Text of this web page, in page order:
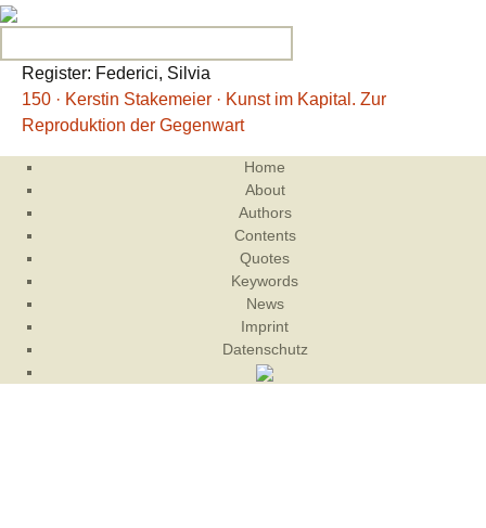
Register: Federici, Silvia
150 · Kerstin Stakemeier · Kunst im Kapital. Zur
Reproduktion der Gegenwart
Home
About
Authors
Contents
Quotes
Keywords
News
Imprint
Datenschutz